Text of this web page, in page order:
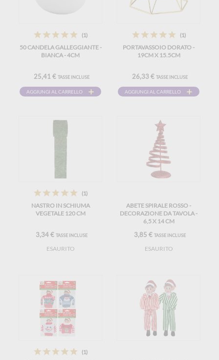
(1)
50 CANDELA GALLEGGIANTE -
BIANCA - 4CM
25,41 € TASSE INCLUSE
AGGIUNGI AL CARRELLO
(1)
PORTAVASSOIO DORATO -
19CM X 15.5CM
26,33 € TASSE INCLUSE
AGGIUNGI AL CARRELLO
(1)
NASTRO IN SCHIUMA
VEGETALE 120 CM
3,34 € TASSE INCLUSE
ESAURITO
ABETE SPIRALE ROSSO -
DECORAZIONE DA TAVOLA -
6,5 X 14 CM
3,85 € TASSE INCLUSE
ESAURITO
(1)